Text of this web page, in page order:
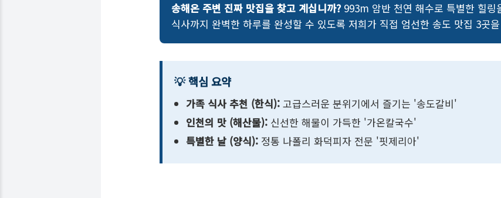
송해온 주변 진짜 맛집을 찾고 계십니까?993m 암반 천연 해수로 특별한 힐링
식사까지 완벽한 하루를 완성할 수 있도록 저희가 직접 엄선한 송도 맛집 3곳
💡핵심 요약
가족 식사 추천 (한식): 고급스러운 분위기에서 즐기는 '송도갈비'
인천의 맛 (해산물): 신선한 해물이 가득한 '가온칼국수'
특별한 날 (양식): 정통 나폴리 화덕피자 전문 '핏제리아'